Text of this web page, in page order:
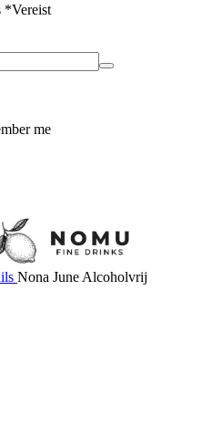
*Vereist
me
Nona June Alcoholvrij